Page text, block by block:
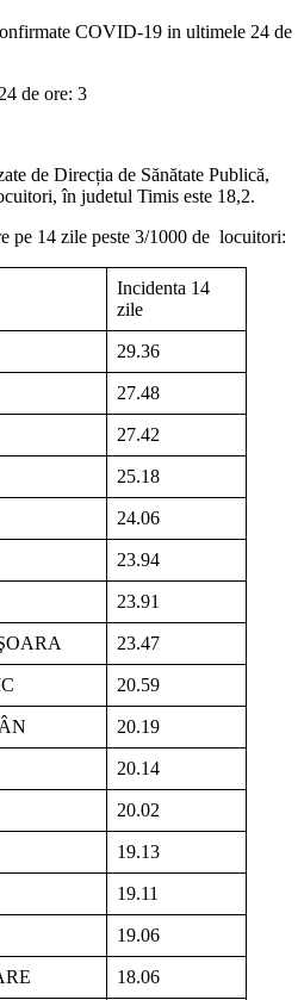
COVID-19 in ultimele 24 de
de ore: 3
de Direcția de Sănătate Publică,
în judetul Timis este 18,2.
pe 14 zile peste 3/1000 de locuitori:
Incidenta 14
zile
29.36
27.48
27.42
25.18
24.06
23.94
23.91
23.47
20.59
20.19
20.14
20.02
19.13
19.11
19.06
18.06